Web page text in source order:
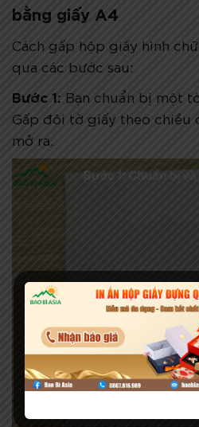
bằng giấy A4
Cách gấp hộp giấy hình
qua các bước sau:
Bước 1: Bạn chuẩn bị một
Gấp đôi tờ giấy theo chiều
mở ra.